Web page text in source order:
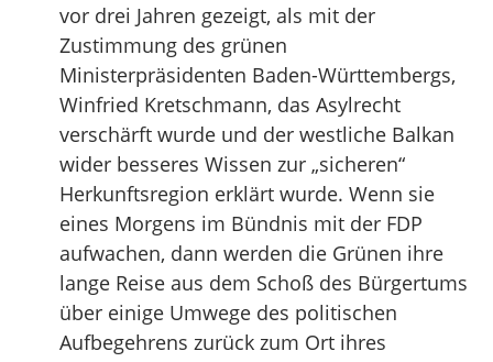
vor drei Jahren gezeigt, als mit der
Zustimmung des grünen
Ministerpräsidenten Baden-Württembergs,
Winfried Kretschmann, das Asylrecht
verschärft wurde und der westliche Balkan
wider besseres Wissen zur „sicheren“
Herkunftsregion erklärt wurde. Wenn sie
eines Morgens im Bündnis mit der FDP
aufwachen, dann werden die Grünen ihre
lange Reise aus dem Schoß des Bürgertums
über einige Umwege des politischen
Aufbegehrens zurück zum Ort ihres